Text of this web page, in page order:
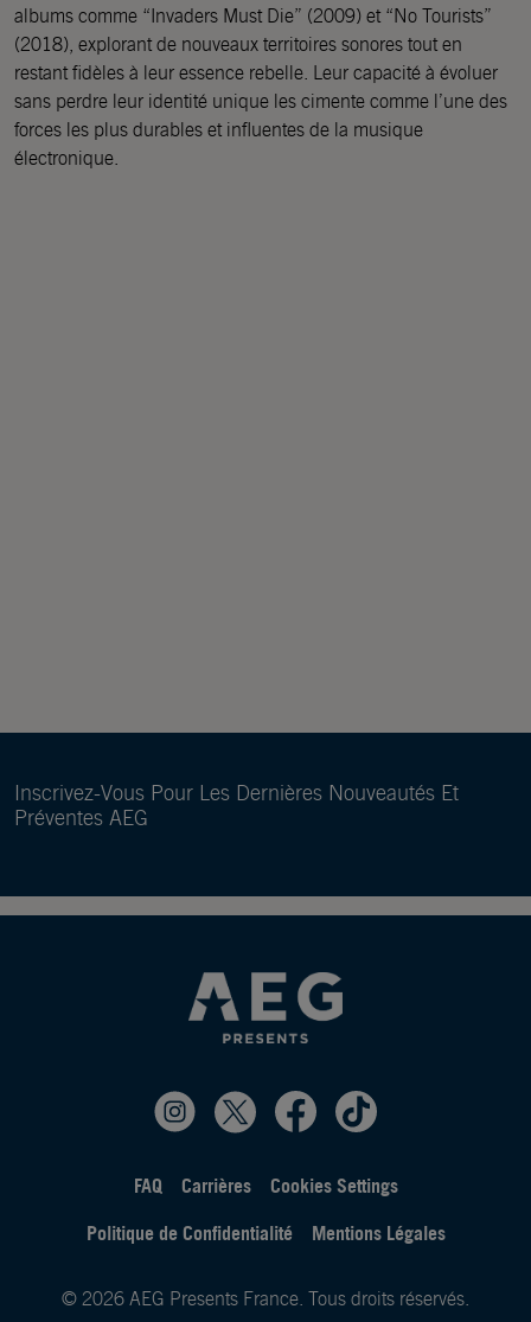
albums comme “Invaders Must Die” (2009) et “No Tourists”
(2018), explorant de nouveaux territoires sonores tout en
restant fidèles à leur essence rebelle. Leur capacité à évoluer
sans perdre leur identité unique les cimente comme l’une des
forces les plus durables et influentes de la musique
électronique.
Inscrivez-Vous Pour Les Dernières Nouveautés Et
Préventes AEG
FAQ Carrières
Cookies Settings
Politique de Confidentialité
Mentions Légales
© 2026 AEG Presents France. Tous droits réservés.